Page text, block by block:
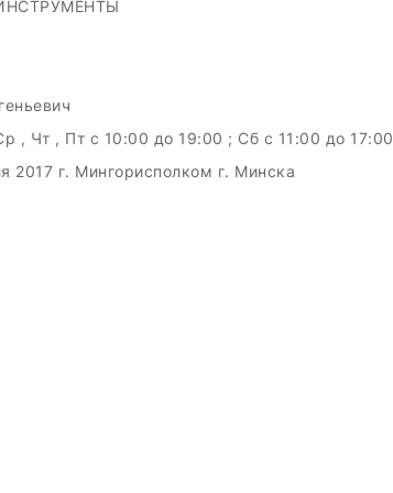
, Чт , Пт c 10:00 до 19:00 ; Сб c 11:00 до 17:00
2017 г. Мингорисполком г. Минска